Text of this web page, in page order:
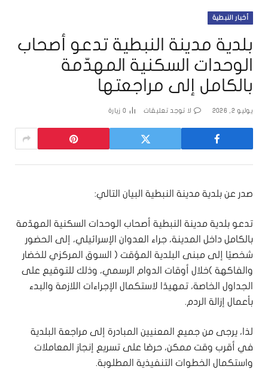
أخبار النبطية
بلدية مدينة النبطية تدعو أصحاب
الوحدات السكنية المهدّمة
بالكامل إلى مراجعتها
يوليو 2, 2026 لا توجد تعليقات 0 زيارة
صدر عن بلدية مدينة النبطية البيان التالي:
تدعو بلدية مدينة النبطية أصحاب الوحدات السكنية المهدّمة
بالكامل داخل المدينة، جراء العدوان الإسرائيلي، إلى الحضور
شخصيًا إلى مبنى البلدية المؤقت ( السوق المركزي للخضار
والفاكهة )خلال أوقات الدوام الرسمي، وذلك للتوقيع على
الجداول الخاصة، تمهيدًا لاستكمال الإجراءات اللازمة والبدء
بأعمال إزالة الردم.
لذا، يرجى من جميع المعنيين المبادرة إلى مراجعة البلدية
في أقرب وقت ممكن، حرصًا على تسريع إنجاز المعاملات
واستكمال الخطوات التنفيذية المطلوبة.